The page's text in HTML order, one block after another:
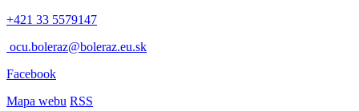
+421 33 5579147
ocu.boleraz@boleraz.eu.sk
Facebook
Mapa webu RSS